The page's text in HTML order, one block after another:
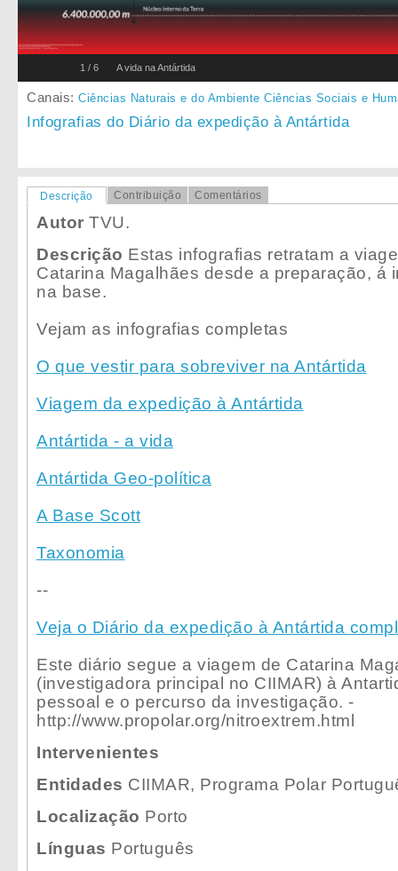
1 / 6 A vida na Antártida
Canais: Ciências Naturais e do Ambiente Ciências Sociais e
Infografias do Diário da expedição à Antártida
Descrição Contribuição Comentários
Autor TVU.
Descrição Estas infografias retratam a
Catarina Magalhães desde a preparação, á
na base.
Vejam as infografias completas
O que vestir para sobreviver na Antártida
Viagem da expedição à Antártida
Antártida - a vida
Antártida Geo-política
A Base Scott
Taxonomia
--
Veja o Diário da expedição à Antártida
Este diário segue a viagem de Catarina
(investigadora principal no CIIMAR) à
pessoal e o percurso da investigação. -
http://www.propolar.org/nitroextrem.html
Intervenientes
Entidades CIIMAR, Programa Polar
Localização Porto
Línguas Português